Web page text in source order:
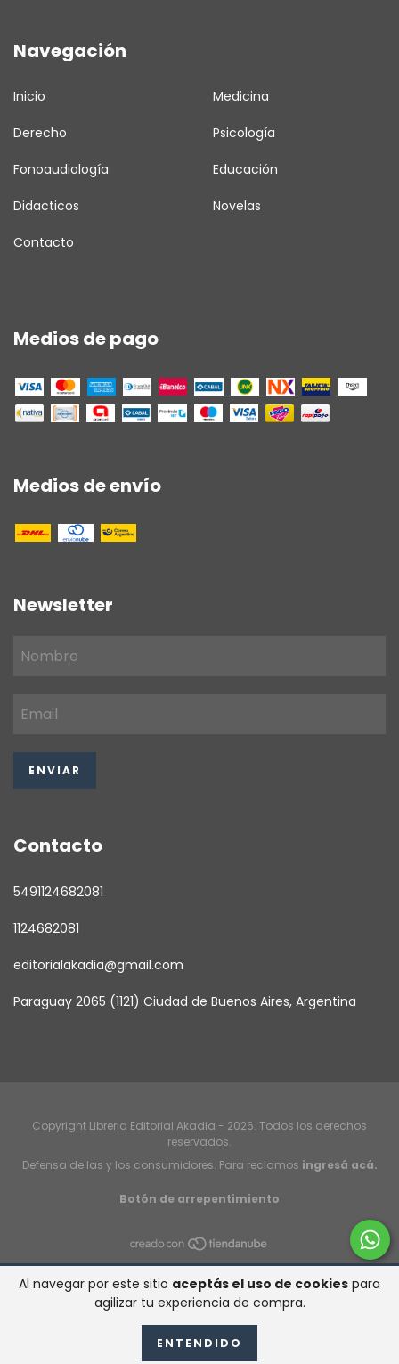
Al navegar por este sitio aceptás el uso de cookies para
agilizar tu experiencia de compra.
ENTENDIDO
Navegación
Inicio Medicina
Derecho Psicología
Fonoaudiología Educación
Didacticos Novelas
Contacto
Medios de pago
Medios de envío
Newsletter
Contacto
5491124682081
1124682081
editorialakadia@gmail.com
Paraguay 2065 (1121) Ciudad de Buenos Aires, Argentina
Copyright Libreria Editorial Akadia - 2026. Todos los derechos
reservados.
Defensa de las y los consumidores. Para reclamos ingresá acá.
Botón de arrepentimiento